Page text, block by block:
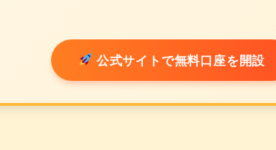
公式サイトで無料口座を開設